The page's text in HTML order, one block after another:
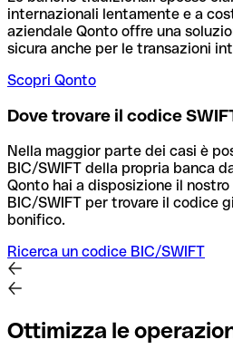
internazionali lentamente e a
aziendale Qonto offre una
sicura anche per le transazioni
Scopri Qonto
Dove trovare il codice
Nella maggior parte dei casi è
BIC/SWIFT della propria banca
Qonto hai a disposizione il
BIC/SWIFT per trovare il codice
bonifico.
Ricerca un codice BIC/SWIFT
Ottimizza le